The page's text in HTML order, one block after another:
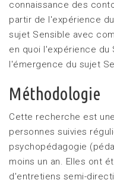
connaissance des
partir de l'expérience
sujet Sensible avec
en quoi l'expérience du
l'émergence du sujet
Méthodologie
Cette recherche est
personnes suivies
psychopédagogie
moins un an. Elles ont
d'entretiens semi-